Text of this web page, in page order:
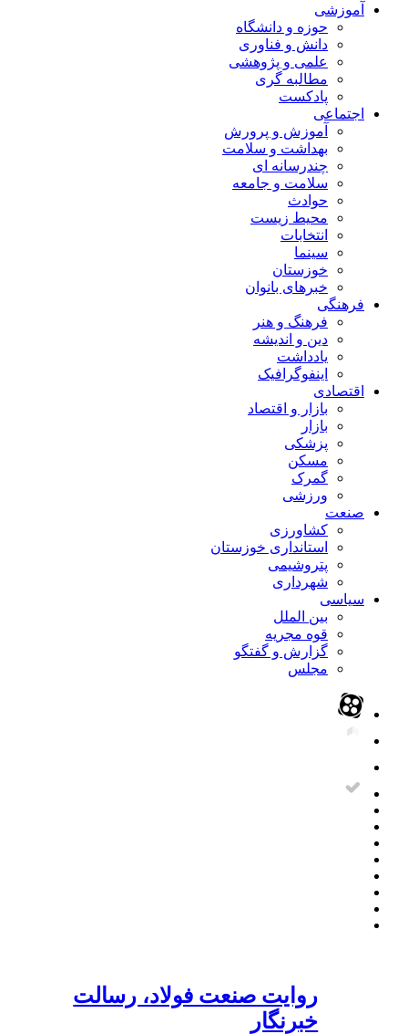
آموزشی
حوزه و دانشگاه
دانش و فناوری
علمی و پژوهشی
مطالبه گری
پادکست
اجتماعی
آموزش و پرورش
بهداشت و سلامت
چندرسانه ای
سلامت و جامعه
حوادث
محیط زیست
انتخابات
سینما
خوزستان
خبرهای بانوان
فرهنگی
فرهنگ و هنر
دین و اندیشه
یادداشت
اینفوگرافیک
اقتصادی
بازار و اقتصاد
بازار
پزشکی
مسکن
گمرک
ورزشی
صنعت
کشاورزی
استانداری خوزستان
پتروشیمی
شهرداری
سیاسی
بین الملل
قوه مجریه
گزارش و گفتگو
مجلس
روایت صنعت فولاد،‌ رسالت
خبرنگار